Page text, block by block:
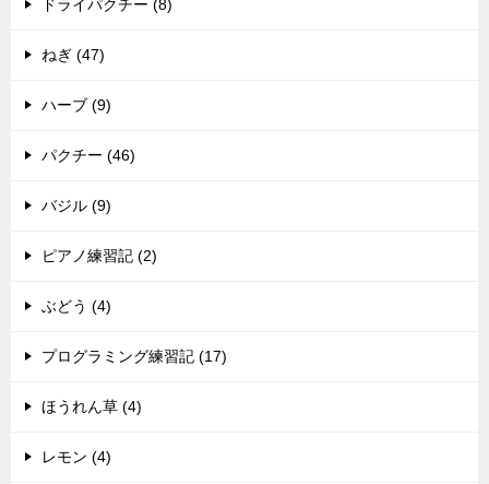
ドライパクチー (8)
ねぎ (47)
ハーブ (9)
パクチー (46)
バジル (9)
ピアノ練習記 (2)
ぶどう (4)
プログラミング練習記 (17)
ほうれん草 (4)
レモン (4)